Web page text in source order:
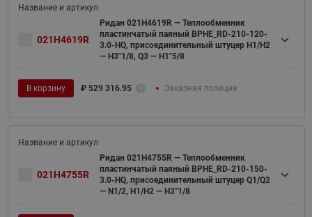
021H4619R
Ридан 021H4619R — Теплообменник
пластинчатый паяный BPHE_RD-210-120-
3.0-HQ, присоединительный штуцер H1/H2
— H3"1/8, Q3 — H1"5/8
В корзину ₽ 529 316.95 Заказная позиция
021H4755R
Ридан 021H4755R — Теплообменник
пластинчатый паяный BPHE_RD-210-150-
3.0-HQ, присоединительный штуцер Q1/Q2
— N1/2, H1/H2 — H3"1/8